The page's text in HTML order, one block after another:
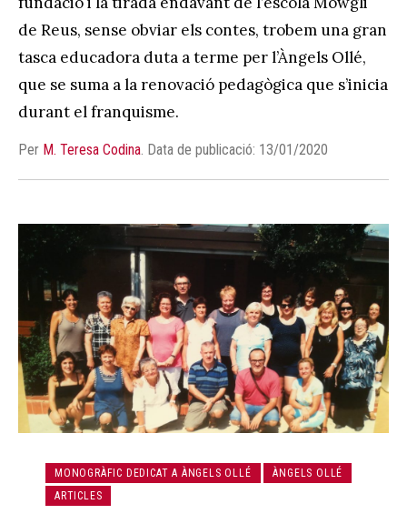
de Reus, sense obviar els contes, trobem una gran
tasca educadora duta a terme per l’Àngels Ollé,
que se suma a la renovació pedagògica que s’inicia
durant el franquisme.
Per M. Teresa Codina Data de publicació: 13/01/2020
MONOGRÀFIC DEDICAT A ÀNGELS OLLÉ
ÀNGELS OLLÉ
ARTICLES